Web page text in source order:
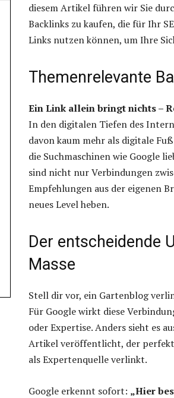
diesem Artikel führen wir Sie
Backlinks zu kaufen, die für Ihr
Links nutzen können, um Ihre
Themenrelevante
Ein Link allein bringt nichts –
In den digitalen Tiefen des
davon kaum mehr als digitale
die Suchmaschinen wie Google
sind nicht nur Verbindungen
Empfehlungen aus der eigenen
neues Level heben.
Der entscheidende
Masse
Stell dir vor, ein Gartenblog
Für Google wirkt diese
oder Expertise. Anders sieht es
Artikel veröffentlicht, der perfekt
als Expertenquelle verlinkt.
Google erkennt sofort: „Hier